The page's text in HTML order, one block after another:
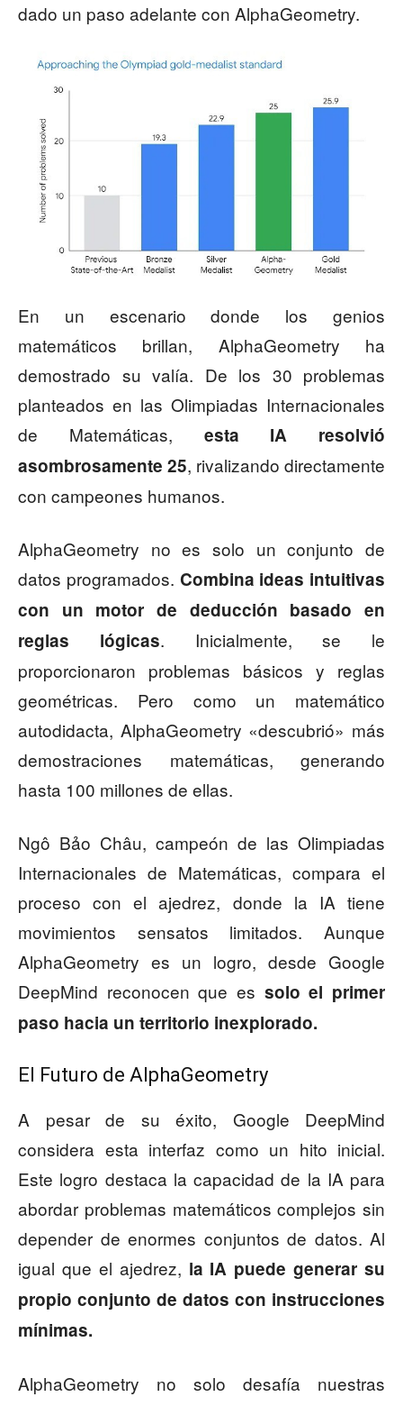
dado un paso adelante con AlphaGeometry.
En un escenario donde los genios
matemáticos brillan, AlphaGeometry ha
demostrado su valía. De los 30 problemas
planteados en las Olimpiadas Internacionales
de Matemáticas, esta IA resolvió
asombrosamente 25, rivalizando directamente
con campeones humanos.
AlphaGeometry no es solo un conjunto de
datos programados. Combina ideas intuitivas
con un motor de deducción basado en
reglas lógicas. Inicialmente, se le
proporcionaron problemas básicos y reglas
geométricas. Pero como un matemático
autodidacta, AlphaGeometry «descubrió» más
demostraciones matemáticas, generando
hasta 100 millones de ellas.
Ngô Bảo Châu, campeón de las Olimpiadas
Internacionales de Matemáticas, compara el
proceso con el ajedrez, donde la IA tiene
movimientos sensatos limitados. Aunque
AlphaGeometry es un logro, desde Google
DeepMind reconocen que es solo el primer
paso hacia un territorio inexplorado.
El Futuro de AlphaGeometry
A pesar de su éxito, Google DeepMind
considera esta interfaz como un hito inicial.
Este logro destaca la capacidad de la IA para
abordar problemas matemáticos complejos sin
depender de enormes conjuntos de datos. Al
igual que el ajedrez, la IA puede generar su
propio conjunto de datos con instrucciones
mínimas.
AlphaGeometry no solo desafía nuestras